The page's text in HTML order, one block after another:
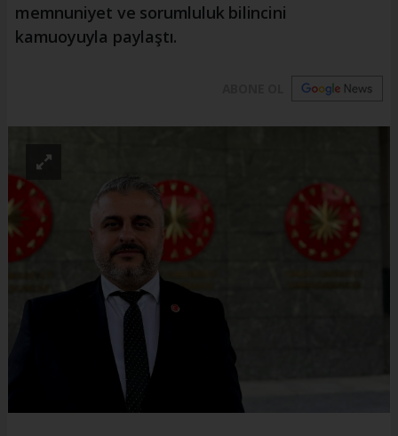
memnuniyet ve sorumluluk bilincini
kamuoyuyla paylaştı.